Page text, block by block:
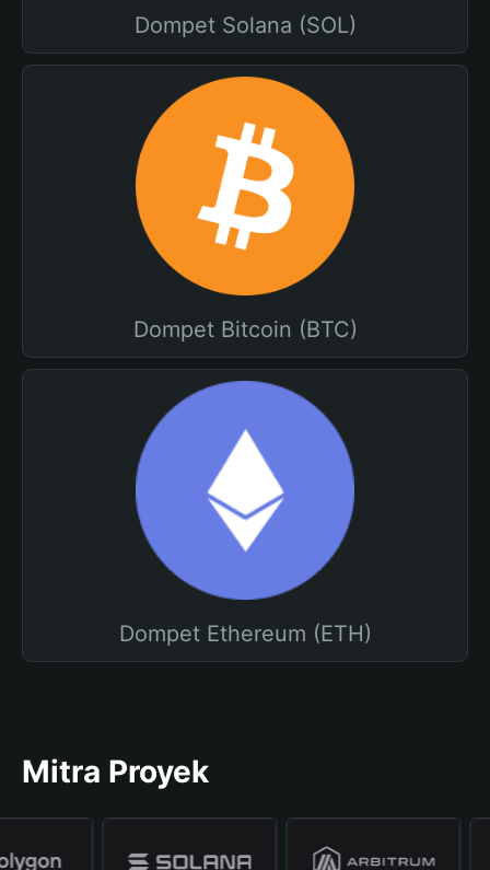
Dompet Solana (SOL)
Dompet Bitcoin (BTC)
Dompet Ethereum (ETH)
Mitra Proyek